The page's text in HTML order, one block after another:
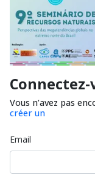
Vous n’avez pas
créer un
Email